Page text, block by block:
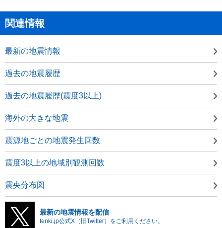
関連情報
最新の地震情報
過去の地震履歴
過去の地震履歴(震度3以上)
海外の大きな地震
震源地ごとの地震発生回数
震度3以上の地域別観測回数
震央分布図
最新の地震情報を配信
tenki.jp公式X（旧Twitter）をご利用ください。